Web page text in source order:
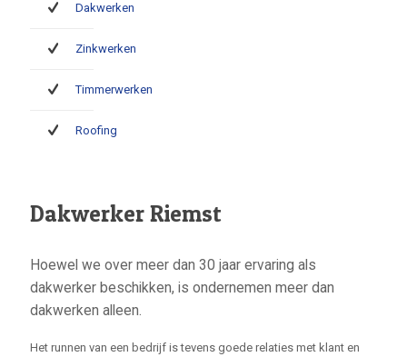
Dakwerken
Zinkwerken
Timmerwerken
Roofing
Dakwerker Riemst
Hoewel we over meer dan 30 jaar ervaring als
dakwerker beschikken, is ondernemen meer dan
dakwerken alleen.
Het runnen van een bedrijf is tevens goede relaties met klant en